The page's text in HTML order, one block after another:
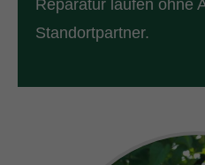
Reparatur laufen ohne
Standortpartner.